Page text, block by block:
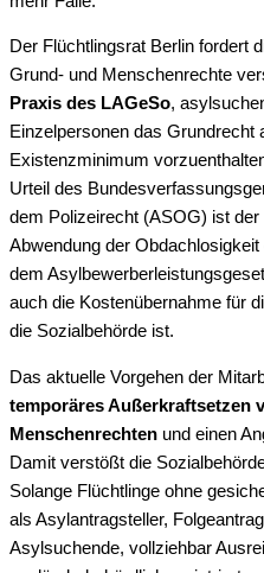
Der Flüchtlingsrat Berlin fordert
Grund- und Menschenrechte
Praxis des LAGeSo,
Einzelpersonen das Grundrecht
Existenzminimum
Urteil des
dem Polizeirecht (ASOG) ist
Abwendung der
dem
auch die Kostenübernahme für
die Sozialbehörde ist.
Das aktuelle Vorgehen der
temporäres Außerkraftsetzen
Menschenrechten und einen
Damit verstößt die
Solange Flüchtlinge ohne
als Asylantragsteller,
Asylsuchende, vollziehbar